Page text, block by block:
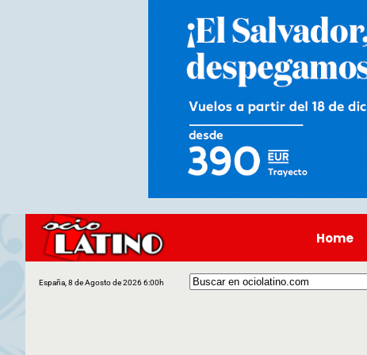
Home
España, 8 de Agosto de 2026 6:00h